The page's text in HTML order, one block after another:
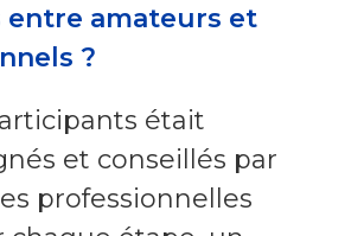
entre amateurs et
?
était
et conseillés par
professionnelles